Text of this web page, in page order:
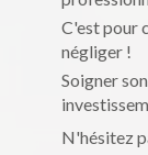
C'est pour
négliger !
Soigner
N'hésitez